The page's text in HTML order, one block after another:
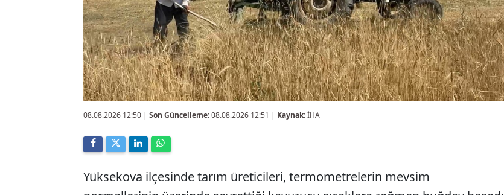
08.08.2026 12:50 | Son Güncelleme:08.08.2026 12:51 | Kaynak:İHA
Yüksekova ilçesinde tarım üreticileri, termometrelerin mevsim